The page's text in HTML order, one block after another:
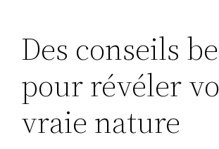
Des conseils
pour révéler
vraie nature